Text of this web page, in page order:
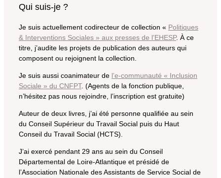
Qui suis-je ?
Je suis actuellement codirecteur de collection « Politiques
& Interventions Sociales » aux presses de l’EHESP. À ce
titre, j’audite les projets de publication des auteurs qui
composent ou rejoignent la collection.
Je suis aussi coanimateur de l’e-communauté « Inclusion
Sociale » du CNFPT. (Agents de la fonction publique,
n’hésitez pas nous rejoindre, l’inscription est gratuite)
Auteur de deux livres, j’ai été personne qualifiée au sein
du Conseil Supérieur du Travail Social puis du Haut
Conseil du Travail Social (HCTS).
J’ai exercé pendant 29 ans au sein du Conseil
Départemental de Loire-Atlantique et présidé de
l’Association Nationale des Assistants de Service Social de